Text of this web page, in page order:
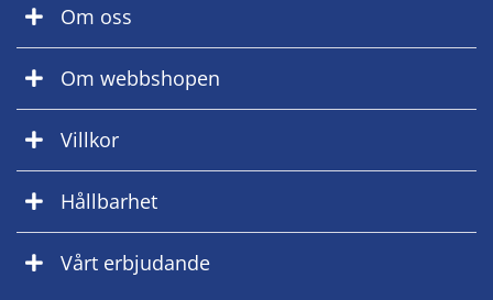
Om oss
Om webbshopen
Villkor
Hållbarhet
Vårt erbjudande